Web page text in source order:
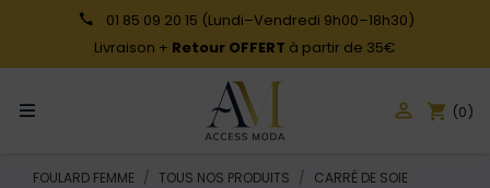
01 85 09 20 15 (Lundi–Vendredi 9h00–18h30)
Livraison + Retour OFFERT à partir de 35€
 shopping_cart (0)
FOULARD FEMME TOUS NOS PRODUITS
CARRÉ DE SOIE